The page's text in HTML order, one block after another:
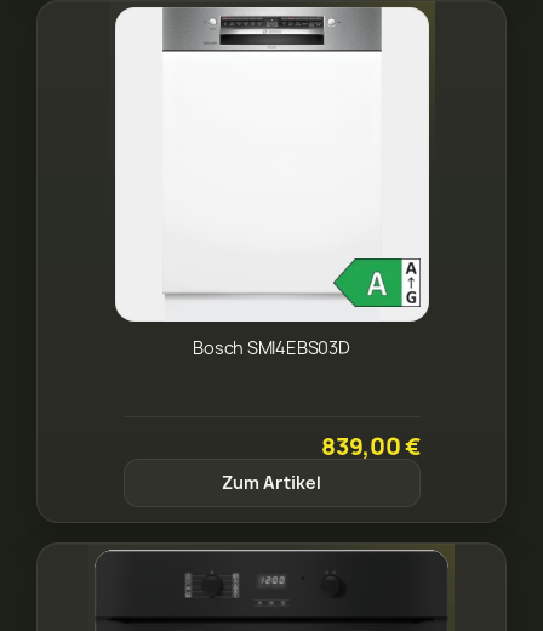
Bosch SMI4EBS03D
839,00 €
Zum Artikel